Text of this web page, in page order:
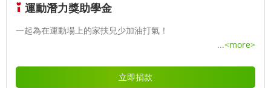
運動潛力獎助學金
一起為在運動場上的家扶兒少加油打氣！
...<more>
立即捐款